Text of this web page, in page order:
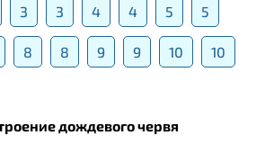
3 3 4 4 5 5
8 8 9 9 10 10
дождевого червя